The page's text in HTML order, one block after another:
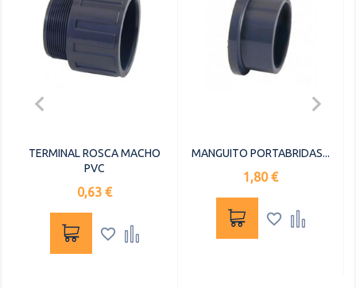

TERMINAL ROSCA MACHO
PVC
Precio
0,63 €
 
MANGUITO PORTABRIDAS...
Precio
1,80 €
 
